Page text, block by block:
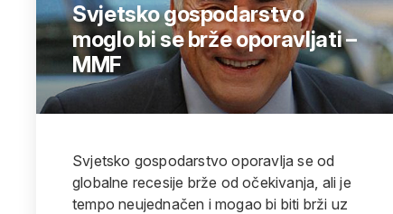
Svjetsko gospodarstvo
moglo bi se brže oporavljati –
MMF
Svjetsko gospodarstvo oporavlja se od
globalne recesije brže od očekivanja, ali je
tempo neujednačen i mogao bi biti brži uz